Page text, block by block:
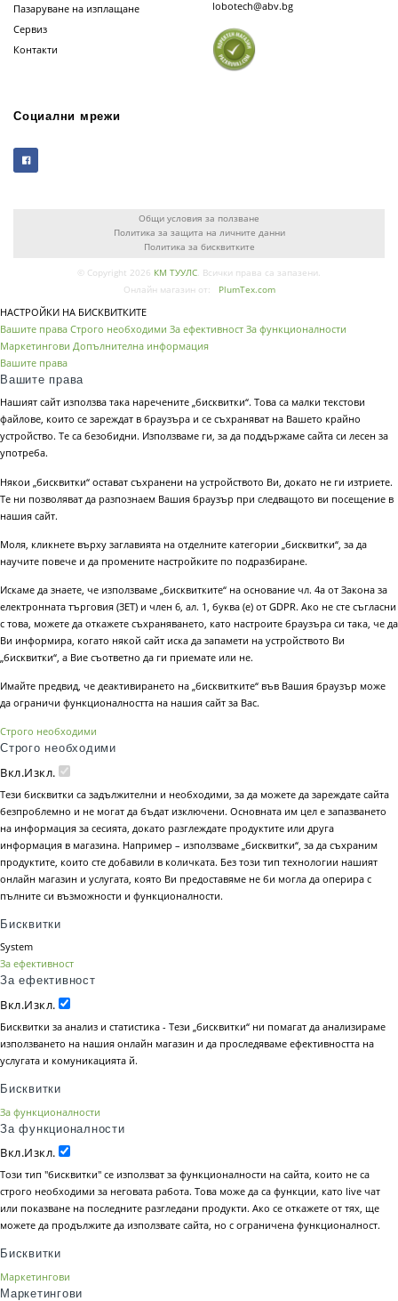
Пазаруване на изплащане
Сервиз
Контакти
lobotech@abv.bg
Социални мрежи
Общи условия за ползване
Политика за защита на личните данни
Политика за бисквитките
© Copyright 2026 КМ ТУУЛС. Всички права са запазени.
Онлайн магазин от:
PlumTex.com
НАСТРОЙКИ НА БИСКВИТКИТЕ
Вашите права Строго необходими За ефективност За функционалности
Маркетингови Допълнителна информация
Вашите права
Вашите права
Нашият сайт използва така наречените „бисквитки“. Това са малки текстови
файлове, които се зареждат в браузъра и се съхраняват на Вашето крайно
устройство. Те са безобидни. Използваме ги, за да поддържаме сайта си лесен за
употреба.
Някои „бисквитки“ остават съхранени на устройството Ви, докато не ги изтриете.
Те ни позволяват да разпознаем Вашия браузър при следващото ви посещение в
нашия сайт.
Моля, кликнете върху заглавията на отделните категории „бисквитки“, за да
научите повече и да промените настройките по подразбиране.
Искаме да знаете, че използваме „бисквитките“ на основание чл. 4а от Закона за
електронната търговия (ЗЕТ) и член 6, ал. 1, буква (е) от GDPR. Ако не сте съгласни
с това, можете да откажете съхраняването, като настроите браузъра си така, че да
Ви информира, когато някой сайт иска да запамети на устройството Ви
„бисквитки“, а Вие съответно да ги приемате или не.
Имайте предвид, че деактивирането на „бисквитките“ във Вашия браузър може
да ограничи функционалността на нашия сайт за Вас.
Строго необходими
Строго необходими
Вкл.Изкл.
Тези бисквитки са задължителни и необходими, за да можете да зареждате сайта
безпроблемно и не могат да бъдат изключени. Основната им цел е запазването
на информация за сесията, докато разглеждате продуктите или друга
информация в магазина. Например – използваме „бисквитки“, за да съхраним
продуктите, които сте добавили в количката. Без този тип технологии нашият
онлайн магазин и услугата, която Ви предоставяме не би могла да оперира с
пълните си възможности и функционалности.
Бисквитки
System
За ефективност
За ефективност
Вкл.Изкл.
Бисквитки за анализ и статистика - Тези „бисквитки“ ни помагат да анализираме
използването на нашия онлайн магазин и да проследяваме ефективността на
услугата и комуникацията й.
Бисквитки
За функционалности
За функционалности
Вкл.Изкл.
Този тип "бисквитки" се използват за функционалности на сайта, които не са
строго необходими за неговата работа. Това може да са функции, като live чат
или показване на последните разгледани продукти. Ако се откажете от тях, ще
можете да продължите да използвате сайта, но с ограничена функционалност.
Бисквитки
Маркетингови
Маркетингови